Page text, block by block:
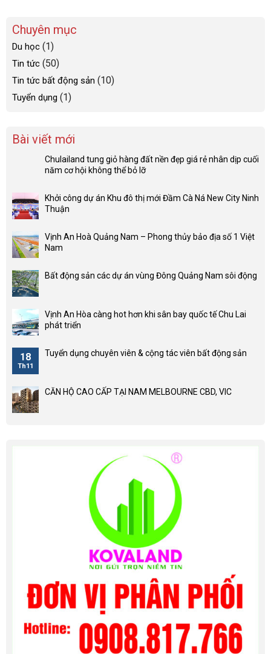
Chuyên mục
Du học (1)
Tin tức (50)
Tin tức bất động sản (10)
Tuyển dụng (1)
Bài viết mới
Chulailand tung giỏ hàng đất nền đẹp giá rẻ nhân dịp cuối
năm cơ hội không thể bỏ lỡ
Khởi công dự án Khu đô thị mới Đầm Cà Ná New City Ninh
Thuận
Vịnh An Hoà Quảng Nam – Phong thủy bảo địa số 1 Việt
Nam
Bất động sản các dự án vùng Đông Quảng Nam sôi động
Vịnh An Hòa càng hot hơn khi sân bay quốc tế Chu Lai
phát triển
18
Th11
Tuyển dụng chuyên viên & cộng tác viên bất động sản
CĂN HỘ CAO CẤP TẠI NAM MELBOURNE CBD, VIC